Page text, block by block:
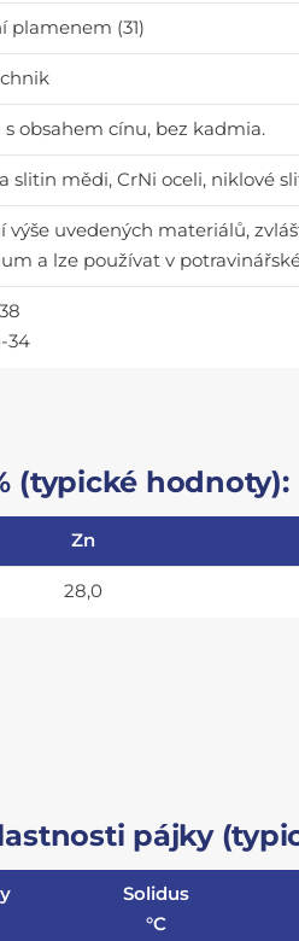
plamenem (31)
obsahem cínu, bez kadmia.
slitin mědi, CrNi oceli, niklové
výše uvedených materiálů,
a lze používat v
34
(typické hodnoty):
Zn
28,0
pájky
Solidus
°C